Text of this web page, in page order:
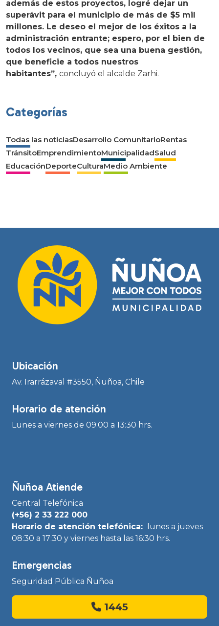
además de estos proyectos, logré dejar un
superávit para el municipio de más de $5 mil
millones. Le deseo el mejor de los éxitos a la
administración entrante; espero, por el bien de
todos los vecinos, que sea una buena gestión,
que beneficie a todos nuestros
habitantes”, concluyó el alcalde Zarhi.
Categorías
Todas las noticiasDesarrollo ComunitarioRentas
TránsitoEmprendimientoMunicipalidadSalud
EducaciónDeporteCulturaMedio Ambiente
Ubicación
Av. Irarrázaval #3550, Ñuñoa, Chile
Horario de atención
Lunes a viernes de 09:00 a 13:30 hrs.
Ñuñoa Atiende
Central Telefónica
(+56) 2 33 222 000
Horario de atención telefónica:
lunes a jueves
08:30 a 17:30 y viernes hasta las 16:30 hrs.
Emergencias
Seguridad Pública Ñuñoa
1445